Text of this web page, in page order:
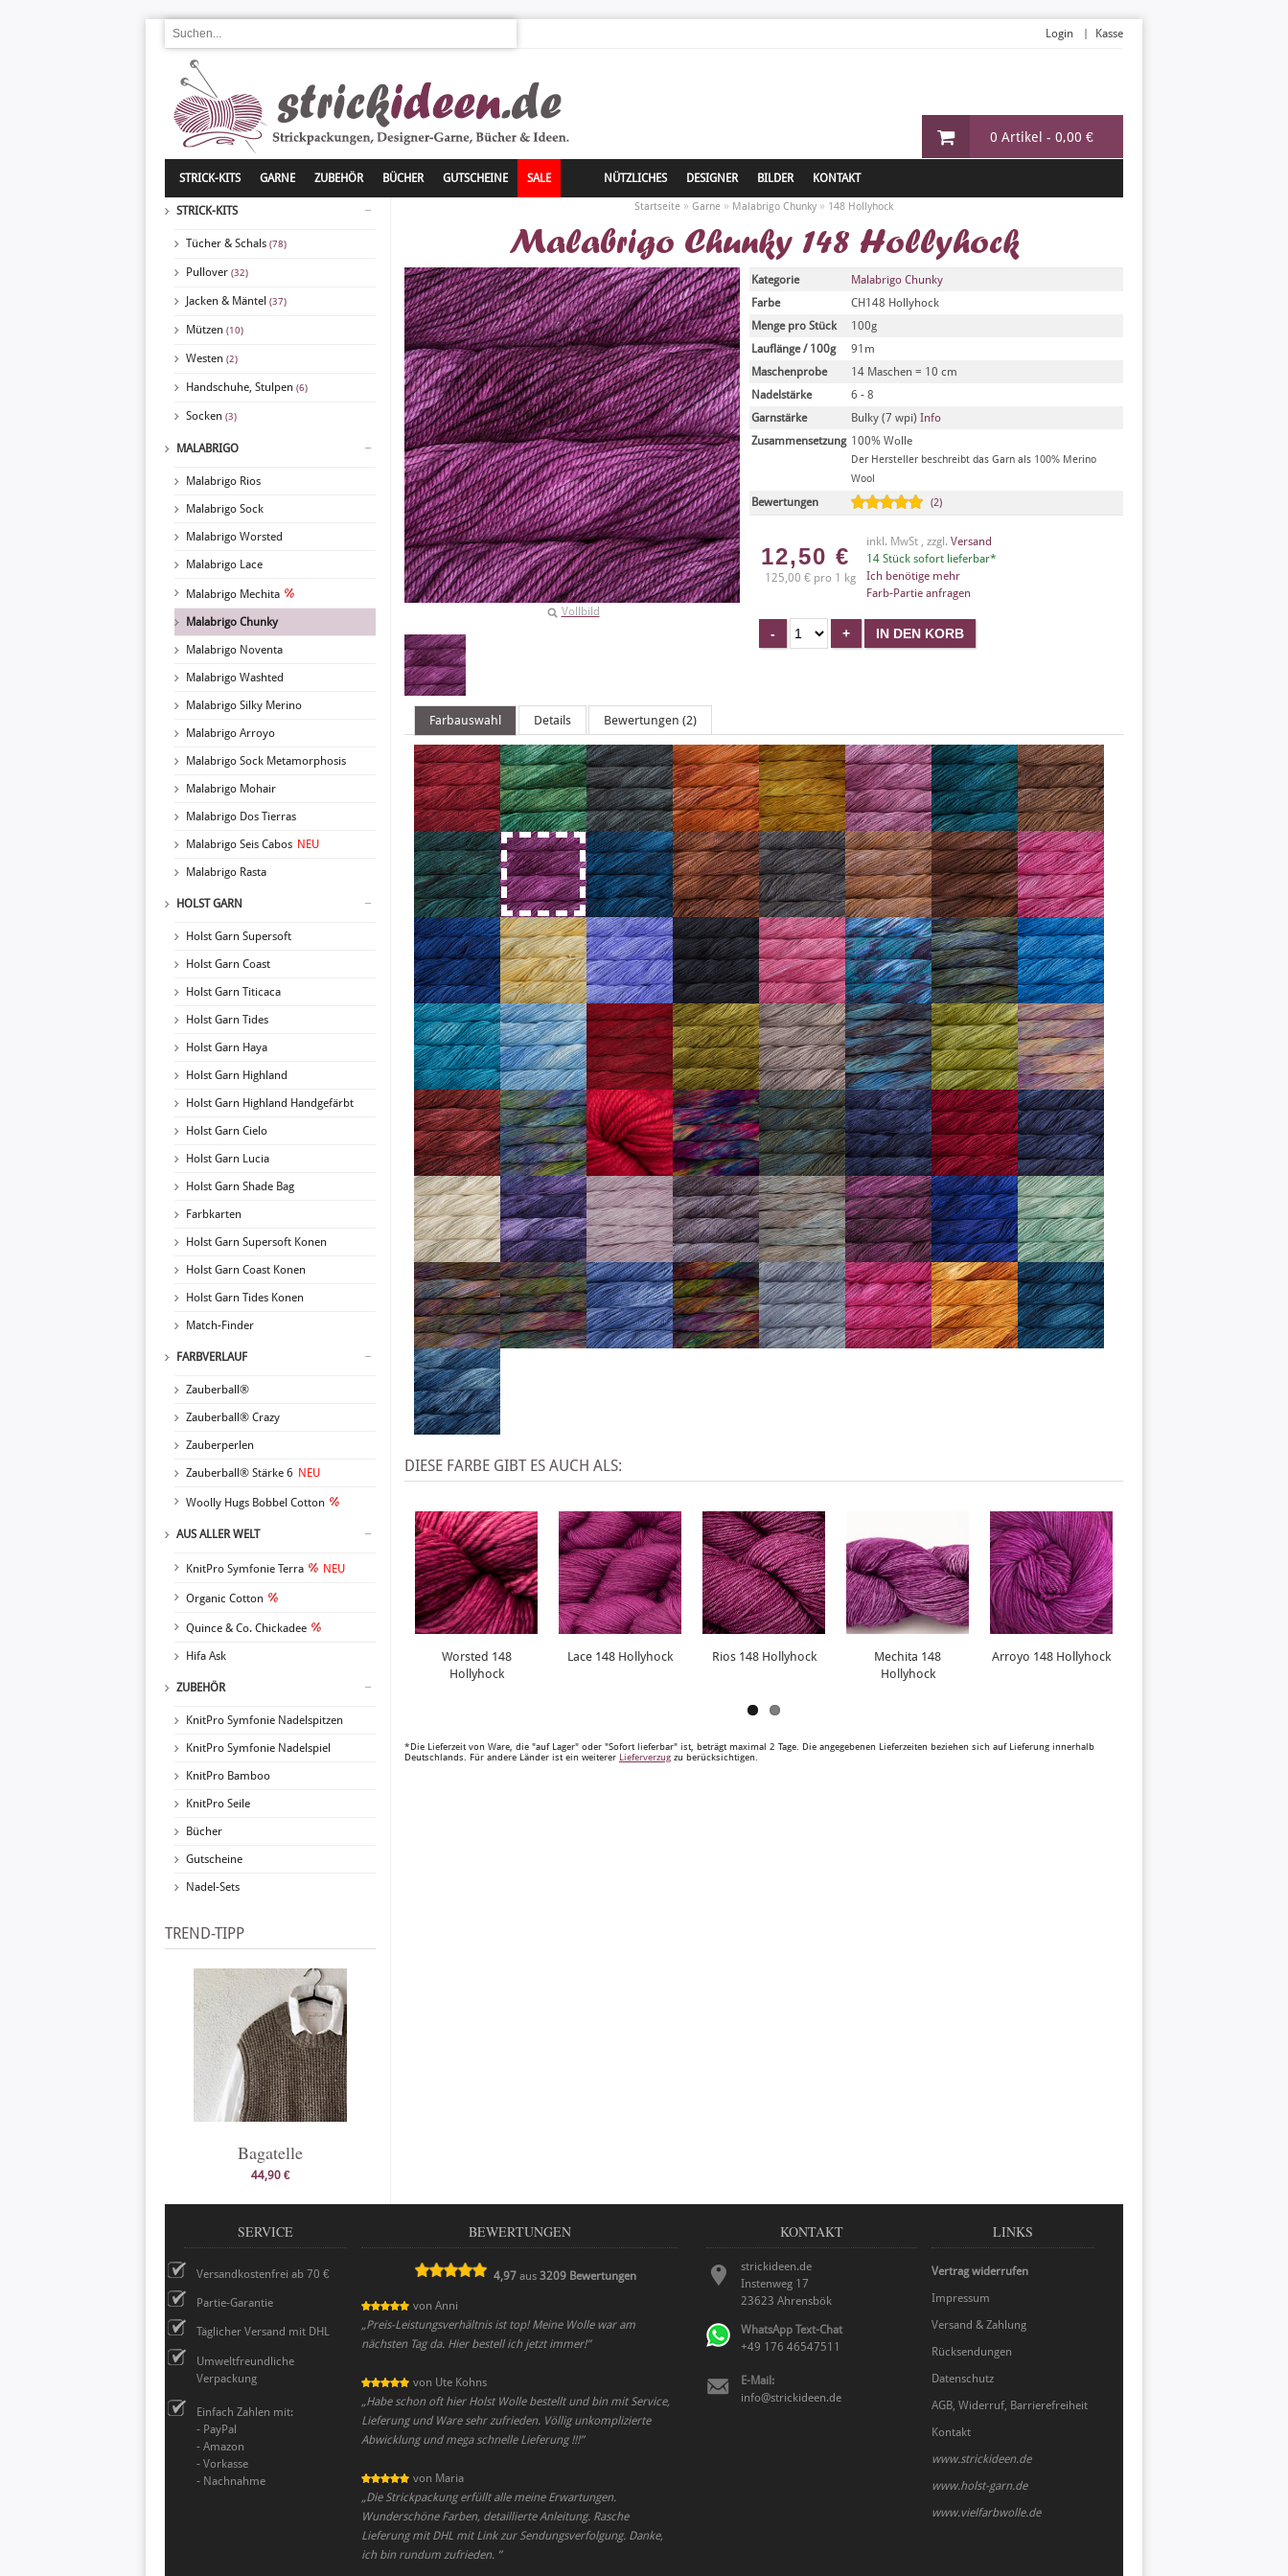
0 Artikel - 0,00 €
Login Kasse
STRICK-KITS GARNE ZUBEHÖR BÜCHER GUTSCHEINE SALE NÜTZLICHES DESIGNER BILDER KONTAKT
STRICK-KITS
Tücher & Schals (78)
Pullover (32)
Jacken & Mäntel (37)
Mützen (10)
Westen (2)
Handschuhe, Stulpen (6)
Socken (3)
MALABRIGO
Malabrigo Rios
Malabrigo Sock
Malabrigo Worsted
Malabrigo Lace
Malabrigo Mechita
Malabrigo Chunky
Malabrigo Noventa
Malabrigo Washted
Malabrigo Silky Merino
Malabrigo Arroyo
Malabrigo Sock Metamorphosis
Malabrigo Mohair
Malabrigo Dos Tierras
Malabrigo Seis Cabos NEU
Malabrigo Rasta
HOLST GARN
Holst Garn Supersoft
Holst Garn Coast
Holst Garn Titicaca
Holst Garn Tides
Holst Garn Haya
Holst Garn Highland
Holst Garn Highland Handgefärbt
Holst Garn Cielo
Holst Garn Lucia
Holst Garn Shade Bag
Farbkarten
Holst Garn Supersoft Konen
Holst Garn Coast Konen
Holst Garn Tides Konen
Match-Finder
FARBVERLAUF
Zauberball®
Zauberball® Crazy
Zauberperlen
Zauberball® Stärke 6 NEU
Woolly Hugs Bobbel Cotton
AUS ALLER WELT
KnitPro Symfonie Terra NEU
Organic Cotton
Quince & Co. Chickadee
Hifa Ask
ZUBEHÖR
KnitPro Symfonie Nadelspitzen
KnitPro Symfonie Nadelspiel
KnitPro Bamboo
KnitPro Seile
Bücher
Gutscheine
Nadel-Sets
TREND-TIPP
Bagatelle
44,90 €
Startseite » Garne » Malabrigo Chunky » 148 Hollyhock
Malabrigo Chunky 148 Hollyhock
Vollbild
Kategorie
Malabrigo Chunky
Farbe
CH148 Hollyhock
Menge pro Stück
100g
Lauflänge / 100g
91m
Maschenprobe
14 Maschen = 10 cm
Nadelstärke
6 - 8
Garnstärke
Bulky (7 wpi) Info
Zusammensetzung 100% Wolle
Der Hersteller beschreibt das Garn als 100% Merino
Wool
Bewertungen (2)
12,50 €
125,00 € pro 1 kg
inkl. MwSt , zzgl. Versand
14 Stück sofort lieferbar*
Ich benötige mehr
Farb-Partie anfragen
Farbauswahl Details Bewertungen (2)
DIESE FARBE GIBT ES AUCH ALS:
Worsted 148
Hollyhock
Lace 148 Hollyhock Rios 148 Hollyhock
Mechita 148
Hollyhock
Arroyo 148 Hollyhock
*Die Lieferzeit von Ware, die "auf Lager" oder "Sofort lieferbar" ist, beträgt maximal 2 Tage. Die angegebenen Lieferzeiten beziehen sich auf Lieferung innerhalb
Deutschlands. Für andere Länder ist ein weiterer Lieferverzug zu berücksichtigen.
SERVICE
Versandkostenfrei ab 70 €
Partie-Garantie
Täglicher Versand mit DHL
Umweltfreundliche
Verpackung
Einfach Zahlen mit:
- PayPal
- Amazon
- Vorkasse
- Nachnahme
BEWERTUNGEN
4,97 aus3209 Bewertungen
von Anni
„Preis-Leistungsverhältnis ist top! Meine Wolle war am
nächsten Tag da. Hier bestell ich jetzt immer!”
von Ute Kohns
„Habe schon oft hier Holst Wolle bestellt und bin mit Service,
Lieferung und Ware sehr zufrieden. Völlig unkomplizierte
Abwicklung und mega schnelle Lieferung !!!”
von Maria
„Die Strickpackung erfüllt alle meine Erwartungen.
Wunderschöne Farben, detaillierte Anleitung. Rasche
Lieferung mit DHL mit Link zur Sendungsverfolgung. Danke,
ich bin rundum zufrieden. ”
KONTAKT
strickideen.de
Instenweg 17
23623 Ahrensbök
WhatsApp Text-Chat
+49 176 46547511
E-Mail:
info@strickideen.de
LINKS
Vertrag widerrufen
Impressum
Versand & Zahlung
Rücksendungen
Datenschutz
AGB, Widerruf, Barrierefreiheit
Kontakt
www.strickideen.de
www.holst-garn.de
www.vielfarbwolle.de